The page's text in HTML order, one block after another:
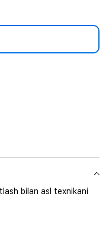
bilan asl texnikani